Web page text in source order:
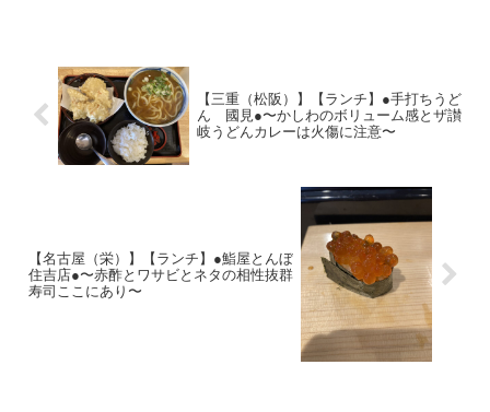
【三重（松阪）】【ランチ】●手打ちうど
ん 國見●〜かしわのボリューム感とザ讃
岐うどんカレーは火傷に注意〜
【名古屋（栄）】【ランチ】●鮨屋とんぼ
住吉店●〜赤酢とワサビとネタの相性抜群
寿司ここにあり〜